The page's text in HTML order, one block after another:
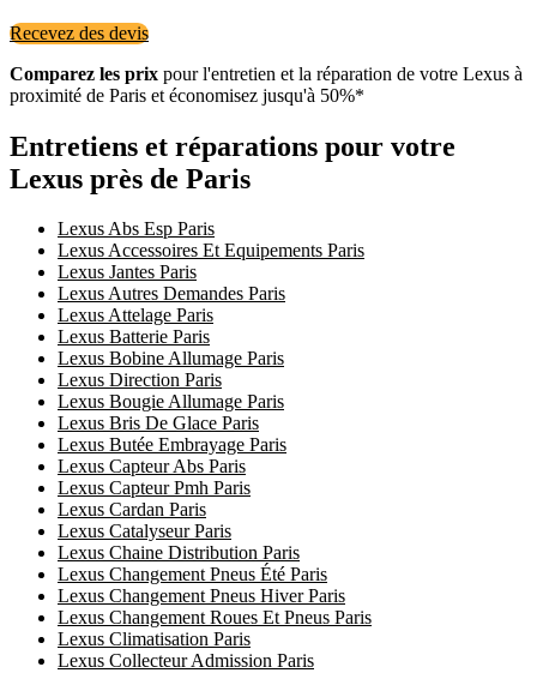
Recevez des devis
Comparez les prix pour l'entretien et la réparation de votre Lexus à
proximité de Paris et économisez jusqu'à 50%*
Entretiens et réparations pour votre
Lexus près de Paris
Lexus Abs Esp Paris
Lexus Accessoires Et Equipements Paris
Lexus Jantes Paris
Lexus Autres Demandes Paris
Lexus Attelage Paris
Lexus Batterie Paris
Lexus Bobine Allumage Paris
Lexus Direction Paris
Lexus Bougie Allumage Paris
Lexus Bris De Glace Paris
Lexus Butée Embrayage Paris
Lexus Capteur Abs Paris
Lexus Capteur Pmh Paris
Lexus Cardan Paris
Lexus Catalyseur Paris
Lexus Chaine Distribution Paris
Lexus Changement Pneus Été Paris
Lexus Changement Pneus Hiver Paris
Lexus Changement Roues Et Pneus Paris
Lexus Climatisation Paris
Lexus Collecteur Admission Paris